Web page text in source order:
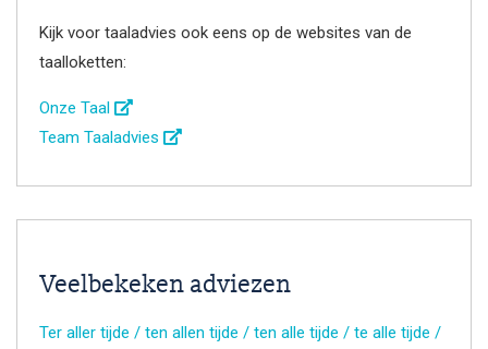
Kijk voor taaladvies ook eens op de websites van de
taalloketten:
Onze Taal
Team Taaladvies
Veelbekeken adviezen
Ter aller tijde / ten allen tijde / ten alle tijde / te alle tijde /